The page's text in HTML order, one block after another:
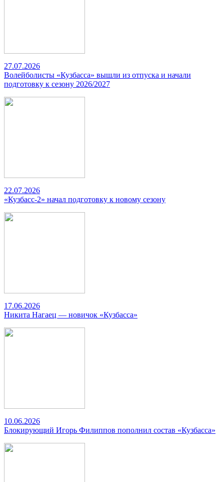
27.07.2026
Волейболисты «Кузбасса» вышли из отпуска и начали
подготовку к сезону 2026/2027
22.07.2026
«Кузбасс-2» начал подготовку к новому сезону
17.06.2026
Никита Нагаец — новичок «Кузбасса»
10.06.2026
Блокирующий Игорь Филиппов пополнил состав «Кузбасса»